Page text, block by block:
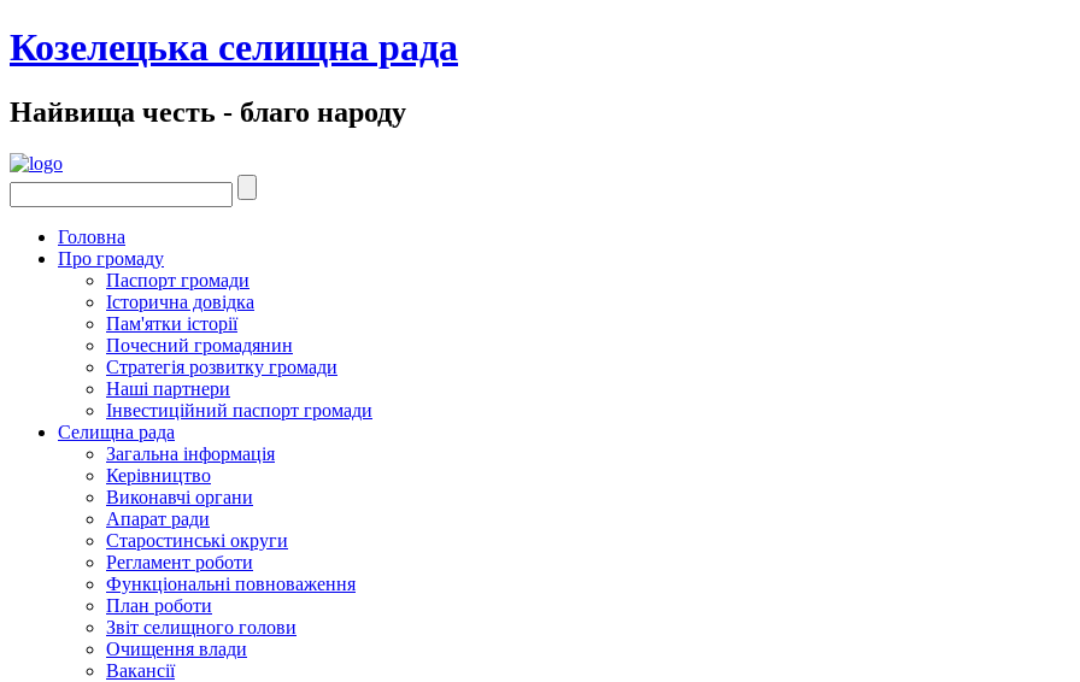
Козелецька селищна рада
Найвища честь - благо народу
Головна
Про громаду
Паспорт громади
Історична довідка
Пам'ятки історії
Почесний громадянин
Стратегія розвитку громади
Наші партнери
Інвестиційний паспорт громади
Селищна рада
Загальна інформація
Керівництво
Виконавчі органи
Апарат ради
Старостинські округи
Регламент роботи
Функціональні повноваження
План роботи
Звіт селищного голови
Очищення влади
Вакансії